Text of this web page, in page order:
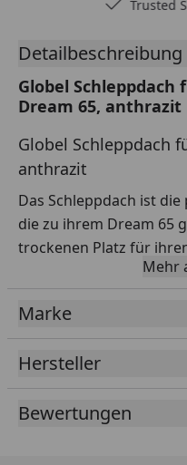
Trusted
Detailbeschreibung
Globel Schleppdach
Dream 65, anthrazit
Globel Schleppdach
anthrazit
Das Schleppdach ist
die zu ihrem Dream 65
trockenen Platz für
auch
Hochbeet brauchen.
Farbe Anthrazit erhältlich.
Breite: ca. 82 cm
Mehr
Marke
Hersteller
Bewertungen